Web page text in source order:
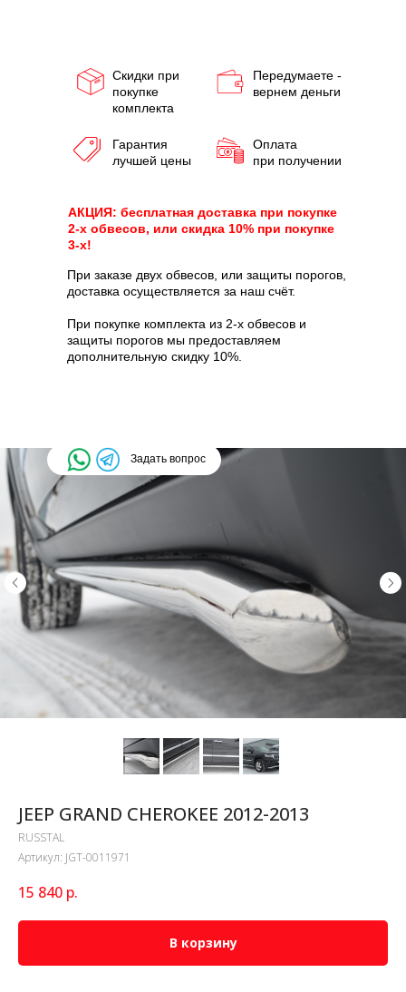
Скидки при
покупке
комплекта
Передумаете -
вернем деньги
Гарантия
лучшей цены
Оплата
при получении
АКЦИЯ: бесплатная доставка при покупке
2-х обвесов, или скидка 10% при покупке
3-х!
При заказе двух обвесов, или защиты порогов,
доставка осуществляется за наш счёт.
При покупке комплекта из 2-х обвесов и
защиты порогов мы предоставляем
дополнительную скидку 10%.
Задать вопрос
JEEP GRAND CHEROKEE 2012-2013
RUSSTAL
Артикул: JGT-0011971
15 840 р.
В корзину